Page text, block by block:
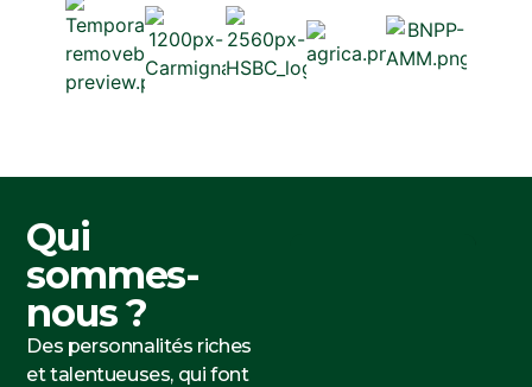
Qui
sommes-
nous ?
Des personnalités riches
et talentueuses, qui font